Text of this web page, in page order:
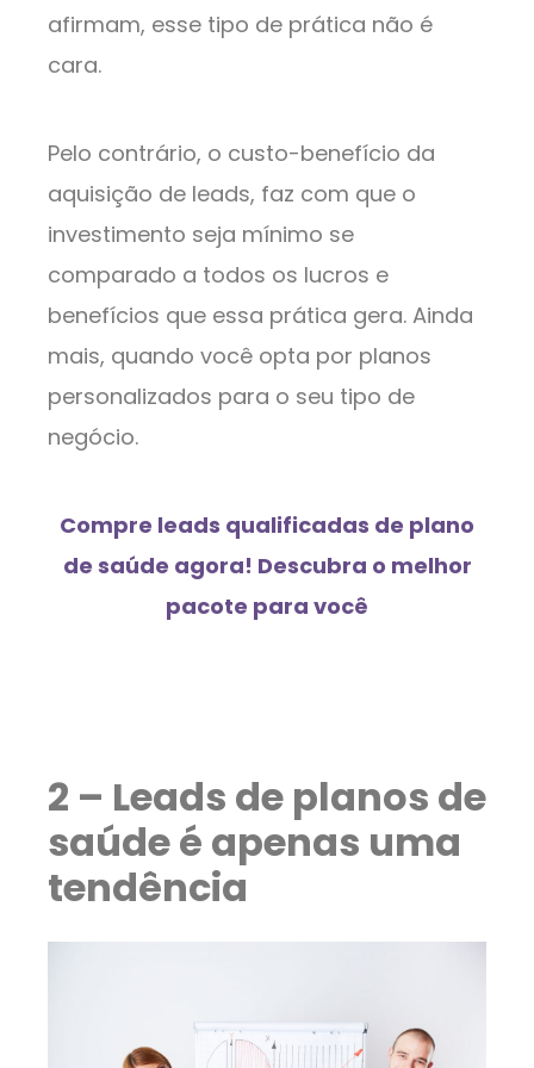
afirmam, esse tipo de prática não é
cara.
Pelo contrário, o custo-benefício da
aquisição de leads, faz com que o
investimento seja mínimo se
comparado a todos os lucros e
benefícios que essa prática gera. Ainda
mais, quando você opta por planos
personalizados para o seu tipo de
negócio.
Compre leads qualificadas de plano
de saúde agora! Descubra o melhor
pacote para você
2 – Leads de planos de
saúde é apenas uma
tendência